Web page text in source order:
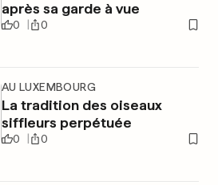
après sa garde à vue
0 0
AU LUXEMBOURG
La tradition des oiseaux
siffleurs perpétuée
0 0